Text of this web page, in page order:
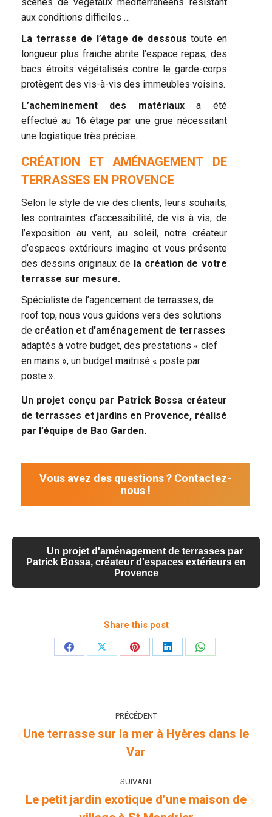
aux conditions difficiles …
La terrasse de l’étage de dessous toute en
longueur plus fraiche abrite l’espace repas, des
bacs étroits végétalisés contre le garde-corps
protègent des vis-à-vis des immeubles voisins.
L’acheminement des matériauxa été
effectué au 16 étage par une grue nécessitant
une logistique très précise.
CRÉATION ET AMÉNAGEMENT DE
TERRASSES EN PROVENCE
Selon le style de vie des clients, leurs souhaits,
les contraintes d’accessibilité, de vis à vis, de
l’exposition au vent, au soleil, notre créateur
d’espaces extérieurs imagine et vous présente
des dessins originaux de la création de votre
terrasse sur mesure.
Spécialiste de l’agencement de terrasses, de
roof top, nous vous guidons vers des solutions
de création et d’aménagement de terrasses
adaptés à votre budget, des prestations « clef
en mains », un budget maitrisé « poste par
poste ».
Un projet conçu par Patrick Bossa créateur
de terrasses et jardins en Provence, réalisé
par l’équipe de Bao Garden.
Vous avez des questions ? Contactez-
nous !
Un projet d'aménagement de terrasses par
Patrick Bossa, créateur d'espaces extérieurs en
Provence
Share this post
PartagerPartagerPartagerPartagerPartager
de
commentaire
PRÉCÉDENT
précédent
Une terrasse sur la mer à Hyères dans le
Var
SUIVANT
Projets
Le petit jardin exotique d’une maison de